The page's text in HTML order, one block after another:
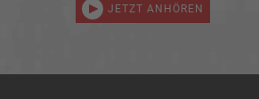
JETZT ANHÖREN